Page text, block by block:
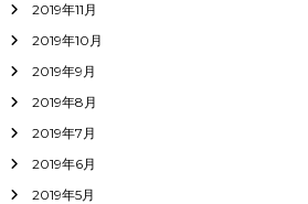
2019年11月
2019年10月
2019年9月
2019年8月
2019年7月
2019年6月
2019年5月